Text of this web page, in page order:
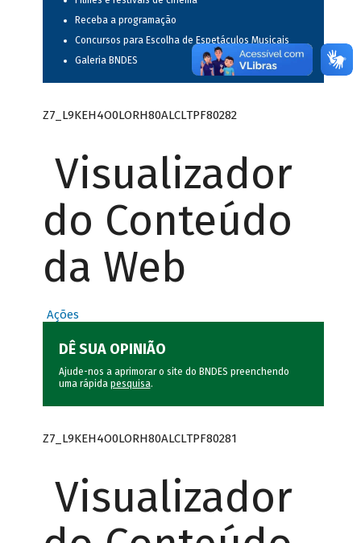
Receba a programação
Concursos para Escolha de Espetáculos Musicais
Galeria BNDES
Z7_L9KEH4O0LORH80ALCLTPF80282
Visualizador
do Conteúdo
da Web
Ações
DÊ SUA OPINIÃO
Ajude-nos a aprimorar o site do BNDES preenchendo
uma rápida pesquisa.
Z7_L9KEH4O0LORH80ALCLTPF80281
Visualizador